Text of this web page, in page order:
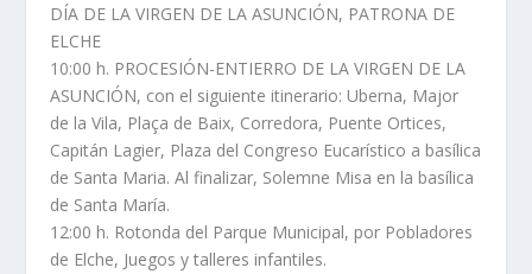
DÍA DE LA VIRGEN DE LA ASUNCIÓN, PATRONA DE
ELCHE
10:00 h. PROCESIÓN-ENTIERRO DE LA VIRGEN DE LA
ASUNCIÓN, con el siguiente itinerario: Uberna, Major
de la Vila, Plaça de Baix, Corredora, Puente Ortices,
Capitán Lagier, Plaza del Congreso Eucarístico a basílica
de Santa Maria. Al finalizar, Solemne Misa en la basílica
de Santa María.
12:00 h. Rotonda del Parque Municipal, por Pobladores
de Elche, Juegos y talleres infantiles.